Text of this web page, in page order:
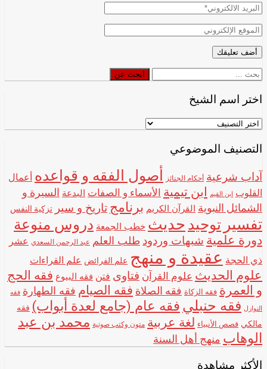
ابحث
عن
ابحث عن
اختر اسم الشيخ
اختر
اسم
الشيخ
التصنيف الموضوعي
آداب شرعية أحكام الجنائز أصول الفقه و قواعده أعمال
القلوب ابن القيم ابن تيمية الأسماء و الصفات البدعة السيرة و
الشمائل النبوية القرآن الكريم برنامج تاريخ و سير تزكية النفس
تفسير توحيد حديث خطب الجمعة دروس منوعة
دورة علمية شبهات وردود طلب العلم عبد الرحمن السعدي عشر
ذي الحجة عقيدة و منهج علم الفرائض علم القراءات
علوم الحديث علوم القرآن فتاوى فتن فقه البيوع فقه الحج
و العمرة فقه الزكاة فقه الصلاة فقه الصيام فقه الطهارة فقه
النوازل فقه حنبلي فقه عام (جامع لعدة أبواب) فقه
مالكي قصص الأنبياء لغة عربية متون وكتب صوتية محمد بن عبد
الوهاب منهج أهل السنة
الأكثر مشاهدة